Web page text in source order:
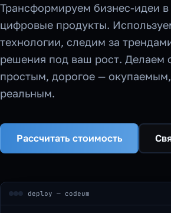
Трансформируем бизнес-идеи
цифровые продукты.
технологии, следим за
решения под ваш рост. Делаем
простым, дорогое —
реальным.
Рассчитать стоимость
deploy — codeum